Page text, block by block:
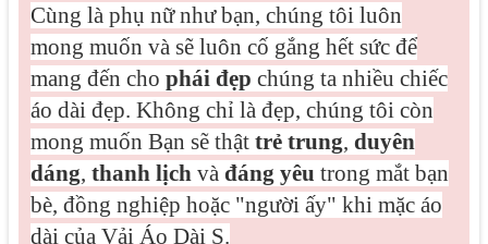
Cùng là phụ nữ như bạn, chúng tôi luôn
mong muốn và sẽ luôn cố gắng hết sức để
mang đến cho phái đẹp chúng ta nhiều chiếc
áo dài đẹp. Không chỉ là đẹp, chúng tôi còn
mong muốn Bạn sẽ thật trẻ trung, duyên
dáng, thanh lịchvà đáng yêu trong mắt bạn
bè, đồng nghiệp hoặc "người ấy" khi mặc áo
dài của Vải Áo Dài S.